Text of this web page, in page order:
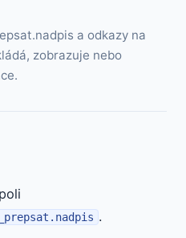
a odkazy na
zobrazuje nebo
.